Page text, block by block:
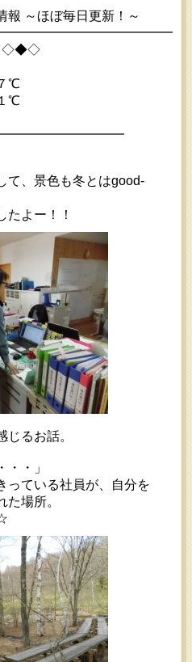
報 ～ほぼ毎日更新！～
◇◆◇
℃
℃
て、景色も冬とはgood-
たよー！！
じるお話。
・・」
っている社員が、自分を
た場所。